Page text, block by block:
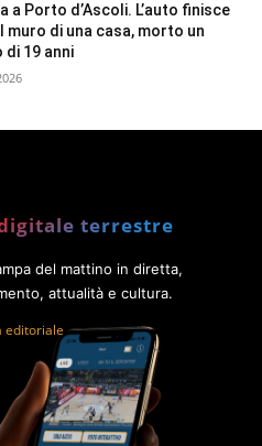
a Porto d’Ascoli. L’auto finisce
muro di una casa, morto un
di 19 anni
terrestre
del mattino in diretta,
attualità e cultura.
editoriale